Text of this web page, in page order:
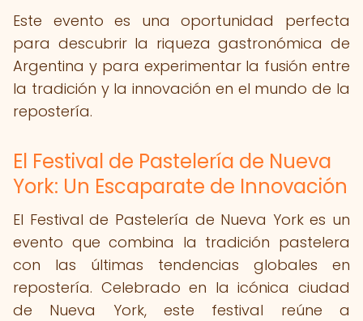
Este evento es una oportunidad perfecta
para descubrir la riqueza gastronómica de
Argentina y para experimentar la fusión entre
la tradición y la innovación en el mundo de la
repostería.
El Festival de Pastelería de Nueva
York: Un Escaparate de Innovación
El Festival de Pastelería de Nueva York es un
evento que combina la tradición pastelera
con las últimas tendencias globales en
repostería. Celebrado en la icónica ciudad
de Nueva York, este festival reúne a